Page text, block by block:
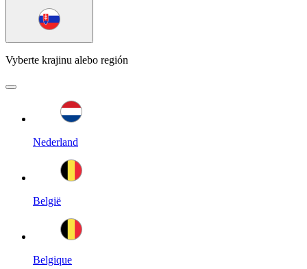
Vyberte krajinu alebo región
Nederland
België
Belgique